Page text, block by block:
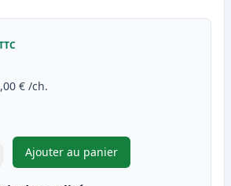
€ /ch.
pour ajuster
Ajouter au panier
,Pack de 2 Brother LC223